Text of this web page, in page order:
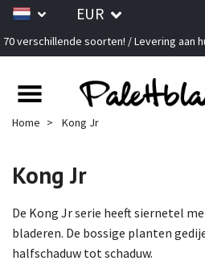
EUR
70 verschillende soorten! / Levering aan
Home Kong Jr
Kong Jr
De Kong Jr serie heeft siernetel
bladeren. De bossige planten
halfschaduw tot schaduw.